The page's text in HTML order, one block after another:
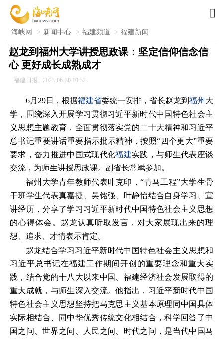

海峡网 > 新闻中心 > 福建频道 > 福建新闻
赵龙到福州大学讲授思政课：坚定信仰信念信
心 更好成长成熟成才
福建日报 2023-06-30 10:32
6月29日，根据福建省委统一安排，省长赵龙到 福州 大
学，围绕深入开展学习贯彻习近平新时代中国特色社会主
义思想主题教育，全面贯彻落实党的二十大精神和习近平
总书记重要讲话重要指示批示精神，按照“四个更大”重要
要求，奋力推进中国式现代化福建实践，与师生代表座谈
交流，为师生讲授思政课。副省长常斌参加。
福州大学青年教师代表叶克印，“青马工程”大学生骨
干班学生代表真嘉捷、吴铭强、叶静怡结合自身学习、宣
讲经历，分享了学习习近平新时代中国特色社会主义思想
的心得体会。赵龙认真听取发言，对大家展现出来的理
想、追求、才情表示肯定。
赵龙结合学习习近平新时代中国特色社会主义思想和
习近平总书记在福建工作期间开创的重要理念和重大实
践，结合党的十八大以来中国、福建经济社会发展取得的
重大成就，与师生深入交流。他指出，习近平新时代中国
特色社会主义思想坚持把马克思主义基本原理同中国具体
实际相结合、同中华优秀传统文化相结合，科学回答了中
国之问、世界之问、人民之问、时代之问，是当代中国马